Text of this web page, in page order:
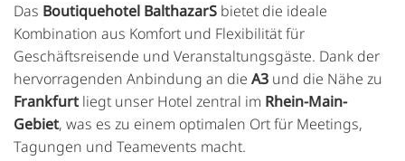
Das Boutiquehotel BalthazarS bietet die ideale
Kombination aus Komfort und Flexibilität für
Geschäftsreisende und Veranstaltungsgäste. Dank der
hervorragenden Anbindung an die A3 und die Nähe zu
Frankfurt liegt unser Hotel zentral im Rhein-Main-
Gebiet, was es zu einem optimalen Ort für Meetings,
Tagungen und Teamevents macht.